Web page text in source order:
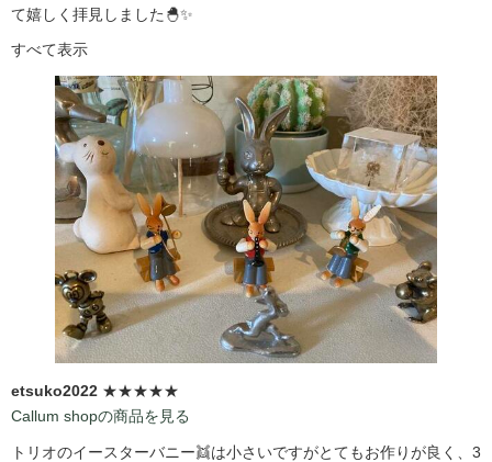
て嬉しく拝見しました🐣✨
すべて表示
etsuko2022 ★★★★★
Callum shopの商品を見る
トリオのイースターバニー👯は小さいですがとてもお作りが良く、3